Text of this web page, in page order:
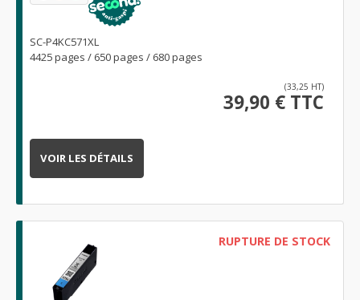
SC-P4KC571XL
4425 pages / 650 pages / 680 pages
(33,25 HT)
39,90 € TTC
VOIR LES DÉTAILS
RUPTURE DE STOCK